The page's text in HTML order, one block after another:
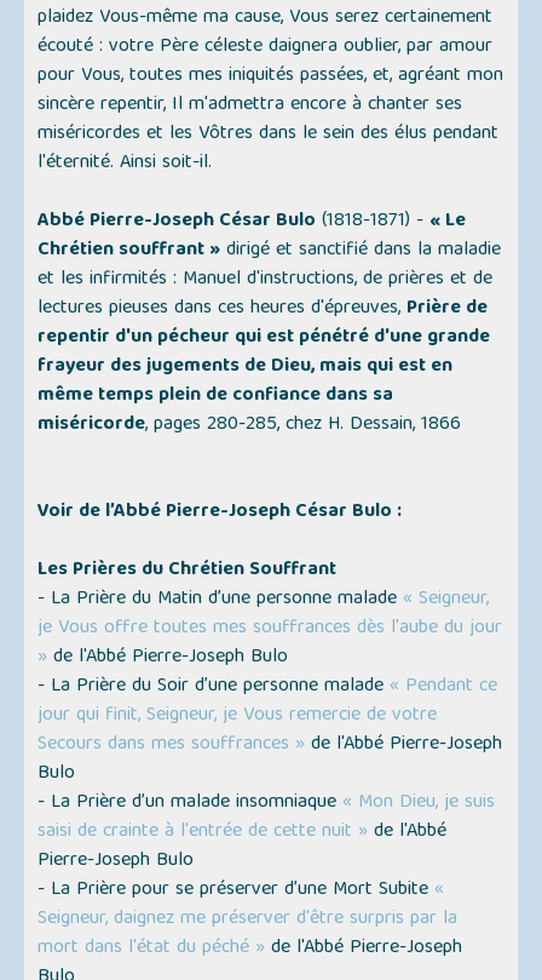
plaidez Vous-même ma cause, Vous serez certainement
écouté : votre Père céleste daignera oublier, par amour
pour Vous, toutes mes iniquités passées, et, agréant mon
sincère repentir, Il m'admettra encore à chanter ses
miséricordes et les Vôtres dans le sein des élus pendant
l'éternité. Ainsi soit-il.
Abbé Pierre-Joseph César Bulo (1818-1871) - « Le
Chrétien souffrant »dirigé et sanctifié dans la maladie
et les infirmités : Manuel d'instructions, de prières et de
lectures pieuses dans ces heures d'épreuves, Prière de
repentir d'un pécheur qui est pénétré d'une grande
frayeur des jugements de Dieu, mais qui est en
même temps plein de confiance dans sa
miséricorde, pages 280-285, chez H. Dessain, 1866
Voir de l’Abbé Pierre-Joseph César Bulo :
Les Prières du Chrétien Souffrant
- La Prière du Matin d’une personne malade « Seigneur,
je Vous offre toutes mes souffrances dès l'aube du jour
» de l'Abbé Pierre-Joseph Bulo
- La Prière du Soir d’une personne malade « Pendant ce
jour qui finit, Seigneur, je Vous remercie de votre
Secours dans mes souffrances » de l'Abbé Pierre-Joseph
Bulo
- La Prière d’un malade insomniaque « Mon Dieu, je suis
saisi de crainte à l'entrée de cette nuit » de l'Abbé
Pierre-Joseph Bulo
- La Prière pour se préserver d’une Mort Subite «
Seigneur, daignez me préserver d'être surpris par la
mort dans l'état du péché » de l'Abbé Pierre-Joseph